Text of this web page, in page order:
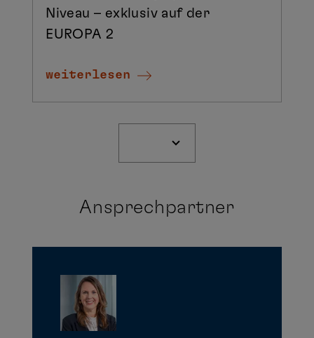
Niveau – exklusiv auf der
EUROPA 2
weiterlesen
Ansprechpartner